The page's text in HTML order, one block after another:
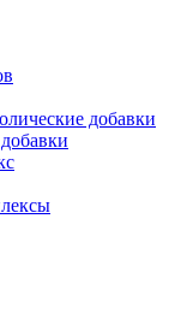
добавки